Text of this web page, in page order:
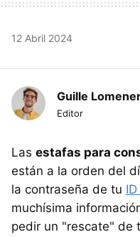
12 Abril 2024
Guille
Editor
Las estafas para
están a la orden del
la contraseña de tu
muchísima
pedir un "rescate" de